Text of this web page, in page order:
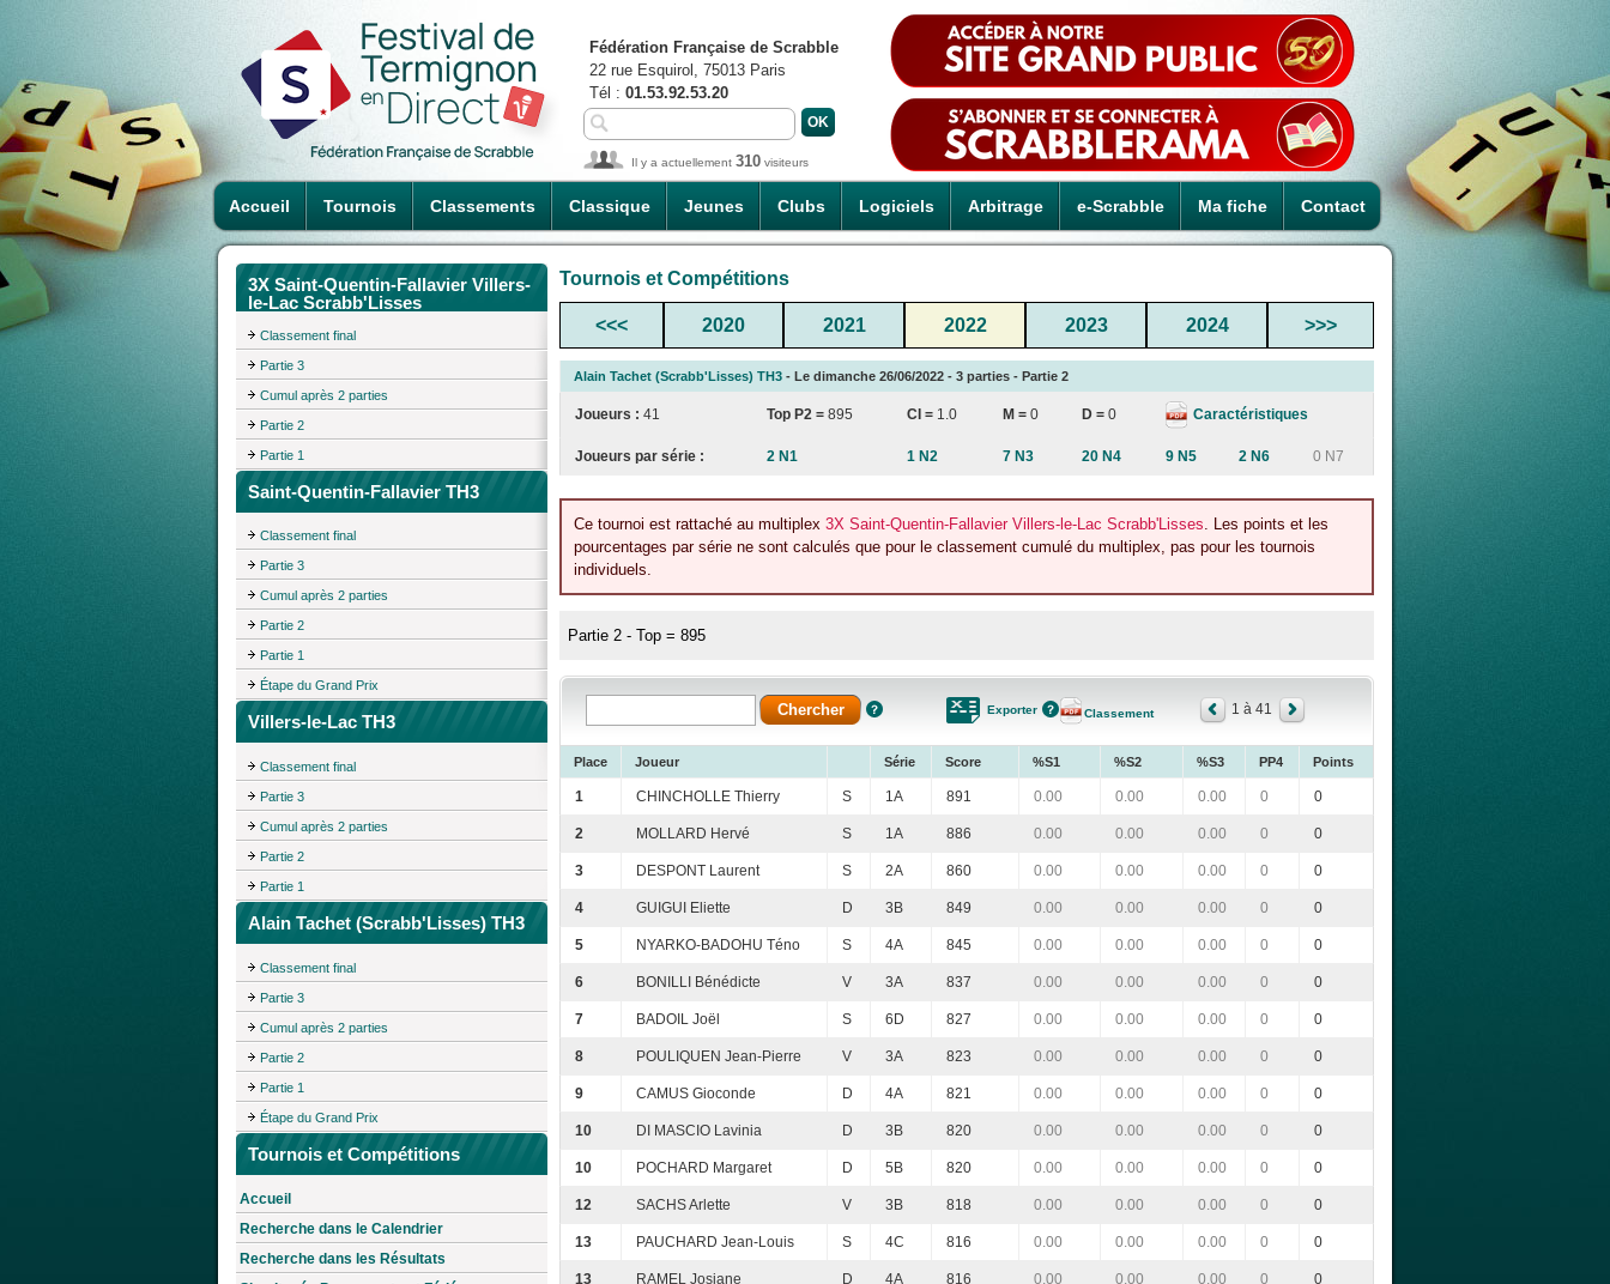
Accueil Tournois Classements Classique Jeunes Clubs Logiciels Arbitrage e-Scrabble Ma fiche Contact
Fédération Française de Scrabble
22 rue Esquirol, 75013 Paris
Tél : 01.53.92.53.20
Il y a actuellement 310 visiteurs
3X Saint-Quentin-Fallavier Villers-
le-Lac Scrabb'Lisses
Classement final
Partie 3
Cumul après 2 parties
Partie 2
Partie 1
Saint-Quentin-Fallavier TH3
Classement final
Partie 3
Cumul après 2 parties
Partie 2
Partie 1
Étape du Grand Prix
Villers-le-Lac TH3
Classement final
Partie 3
Cumul après 2 parties
Partie 2
Partie 1
Alain Tachet (Scrabb'Lisses) TH3
Classement final
Partie 3
Cumul après 2 parties
Partie 2
Partie 1
Étape du Grand Prix
Tournois et Compétitions
Accueil
Recherche dans le Calendrier
Recherche dans les Résultats
Tournois et Compétitions
<<< 2020 2021 2022 2023 2024 >>>
Alain Tachet (Scrabb'Lisses) TH3 - Le dimanche 26/06/2022 - 3 parties - Partie 2
Joueurs : 41 Top P2 = 895 CI = 1.0 M = 0 D = 0 Caractéristiques
Joueurs par série : 2 N1 1 N2 7 N3 20 N4 9 N5 2 N6 0 N7
Ce tournoi est rattaché au multiplex 3X Saint-Quentin-Fallavier Villers-le-Lac Scrabb'Lisses. Les points et les
pourcentages par série ne sont calculés que pour le classement cumulé du multiplex, pas pour les tournois
individuels.
Partie 2 - Top = 895
Exporter Classement 1 à 41
Place Joueur Série Score %S1 %S2 %S3 PP4 Points
1 CHINCHOLLE Thierry S 1A 891 0.00 0.00 0.00 0 0
2 MOLLARD Hervé S 1A 886 0.00 0.00 0.00 0 0
3 DESPONT Laurent S 2A 860 0.00 0.00 0.00 0 0
4 GUIGUI Eliette D 3B 849 0.00 0.00 0.00 0 0
5 NYARKO-BADOHU Téno S 4A 845 0.00 0.00 0.00 0 0
6 BONILLI Bénédicte V 3A 837 0.00 0.00 0.00 0 0
7 BADOIL Joël S 6D 827 0.00 0.00 0.00 0 0
8 POULIQUEN Jean-Pierre V 3A 823 0.00 0.00 0.00 0 0
9 CAMUS Gioconde D 4A 821 0.00 0.00 0.00 0 0
10 DI MASCIO Lavinia D 3B 820 0.00 0.00 0.00 0 0
10 POCHARD Margaret D 5B 820 0.00 0.00 0.00 0 0
12 SACHS Arlette V 3B 818 0.00 0.00 0.00 0 0
13 PAUCHARD Jean-Louis S 4C 816 0.00 0.00 0.00 0 0
13 RAMEL Josiane D 4A 816 0.00 0.00 0.00 0 0